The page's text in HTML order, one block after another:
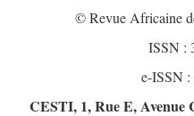
© Revue Africaine
ISSN :
e-ISSN
CESTI, 1, Rue E,